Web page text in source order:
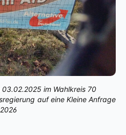
im Wahlkreis 70
auf eine Kleine Anfrage